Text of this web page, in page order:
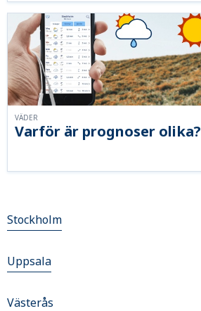
Varför är prognoser olika?
VÄDER
Stockholm
Uppsala
Västerås